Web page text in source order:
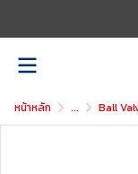
หน้าหลัก ... Ball